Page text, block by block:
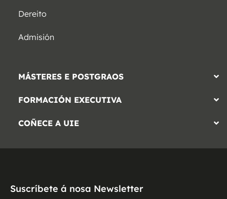
Dereito
Admisión
MÁSTERES E POSTGRAOS
FORMACIÓN EXECUTIVA
COÑECE A UIE
Suscríbete á nosa Newsletter